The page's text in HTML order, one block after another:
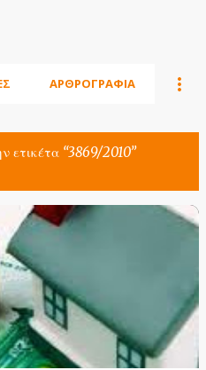
ΑΡΘΡΟΓΡΑΦΙΑ
ετικέτα 3869/2010